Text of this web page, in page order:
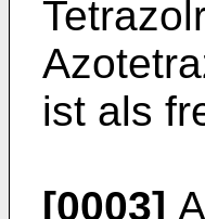
ist als
[0003]